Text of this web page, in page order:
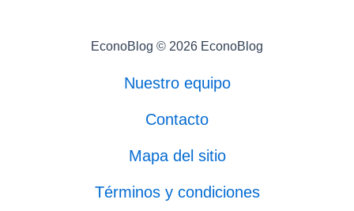
EconoBlog © 2026 EconoBlog
Nuestro equipo
Contacto
Mapa del sitio
Términos y condiciones